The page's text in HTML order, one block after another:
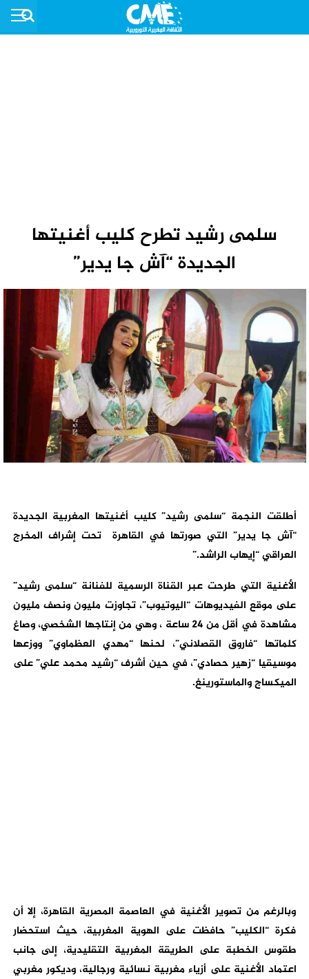
سلمى رشيد تطرح كليب أغنيتها
الجديدة “آش جا يدير”
أطلقت النجمة “سلمى رشيد” كليب أغنيتها المغربية الجديدة
“آش جا يدير” التي صورتها في القاهرة تحت إشراف المخرج
العراقي “إيهاب الراشد.”
الأغنية التي طرحت عبر القناة الرسمية للفنانة “سلمى رشيد”
على موقع الفيديوهات “اليوتيوب”، تجاوزت مليون ونصف مليون
مشاهدة في أقل من 24 ساعة ، وهي من إنتاجها الشخصي، وصاغ
كلماتها “فاروق القصلاني”، لحنها “مهدي العظماوي” ووزعها
موسيقيا “زهير حصادي”، في حين أشرف “رشيد محمد علي” على
الميكساج والماستورينغ.
وبالرغم من تصوير الأغنية في العاصمة المصرية القاهرة، إلا أن
فكرة “الكليب” حافظت على الهوية المغربية، حيث استحضار
طقوس الخطبة على الطريقة المغربية التقليدية، إلى جانب
اعتماد الأغنية على أزياء مغربية نسائية ورجالية، وديكور مغربي